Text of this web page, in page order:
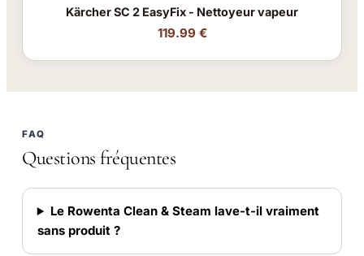
Kärcher SC 2 EasyFix - Nettoyeur vapeur
119.99 €
FAQ
Questions fréquentes
Le Rowenta Clean & Steam lave-t-il vraiment
sans produit ?